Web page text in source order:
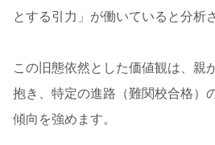
とする引力」が働いていると分析
この旧態依然とした価値観は、親
抱き、特定の進路（難関校合格）
傾向を強めます。